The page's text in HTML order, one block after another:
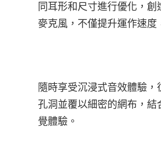
同耳形和尺寸進行優化，
麥克風，不僅提升運作速度
隨時享受沉浸式音效體驗
孔洞並覆以細密的網布，
覺體驗。